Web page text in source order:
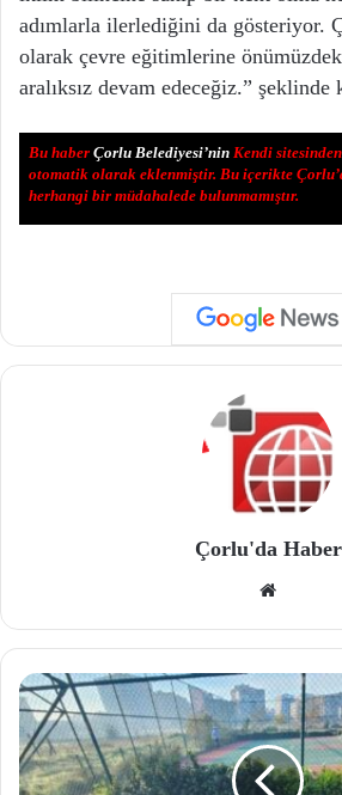
adımlarla ilerlediğini da gösteriyor.
olarak çevre eğitimlerine
aralıksız devam edeceğiz.” şeklinde
Bu haberÇorlu Belediyesi’nin Kendi
otomatik olarak eklenmiştir. Bu içerikte
herhangi bir müdahalede bulunmamıştır.
Çorlu'da Haber
site
si